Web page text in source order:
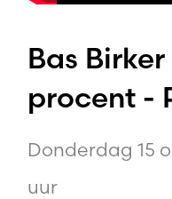
Bas
procent -
Donderdag 15
uur